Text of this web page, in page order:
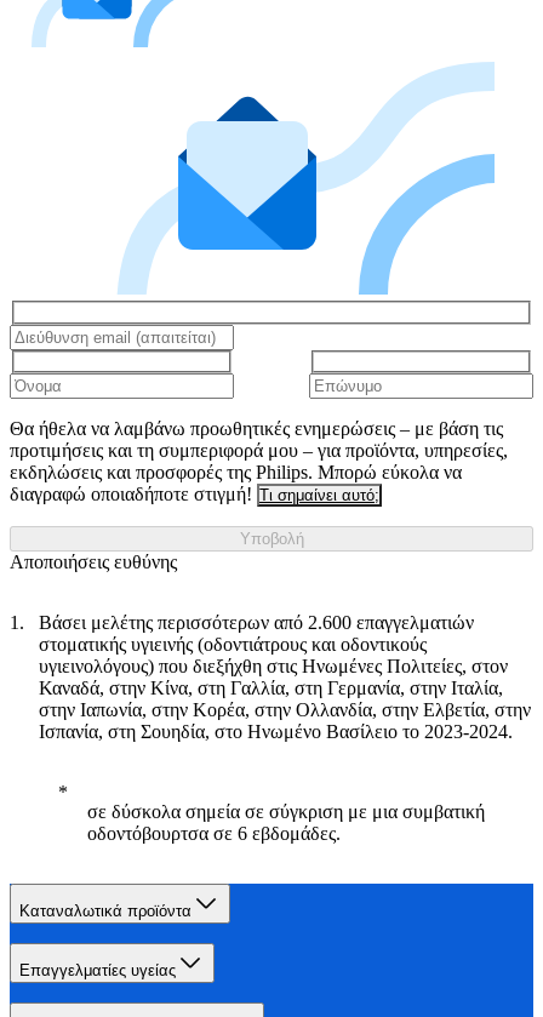
Θα ήθελα να λαμβάνω προωθητικές ενημερώσεις – με βάση τις
προτιμήσεις και τη συμπεριφορά μου – για προϊόντα, υπηρεσίες,
εκδηλώσεις και προσφορές της Philips. Μπορώ εύκολα να
διαγραφώ οποιαδήποτε στιγμή! Τι σημαίνει αυτό;
Υποβολή
Αποποιήσεις ευθύνης
Βάσει μελέτης περισσότερων από 2.600 επαγγελματιών
στοματικής υγιεινής (οδοντιάτρους και οδοντικούς
υγιεινολόγους) που διεξήχθη στις Ηνωμένες Πολιτείες, στον
Καναδά, στην Κίνα, στη Γαλλία, στη Γερμανία, στην Ιταλία,
στην Ιαπωνία, στην Κορέα, στην Ολλανδία, στην Ελβετία, στην
Ισπανία, στη Σουηδία, στο Ηνωμένο Βασίλειο το 2023-2024.
σε δύσκολα σημεία σε σύγκριση με μια συμβατική
οδοντόβουρτσα σε 6 εβδομάδες.
Καταναλωτικά προϊόντα
Επαγγελματίες υγείας